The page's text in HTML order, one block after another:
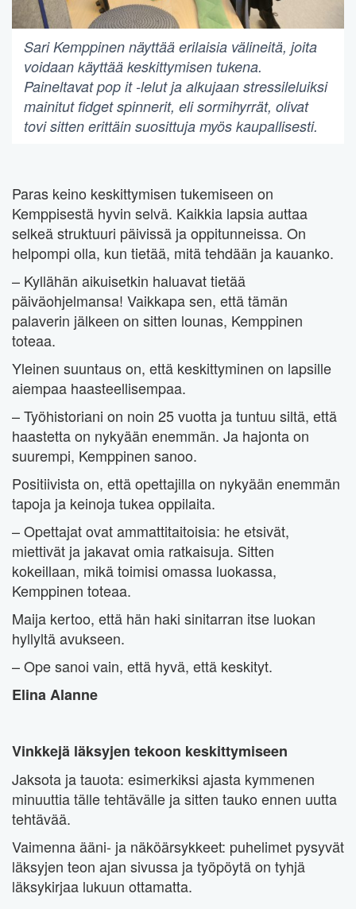
Sari Kemppinen näyttää erilaisia välineitä, joita
voidaan käyttää keskittymisen tukena.
Paineltavat pop it -lelut ja alkujaan stressileluiksi
mainitut fidget spinnerit, eli sormihyrrät, olivat
tovi sitten erittäin suosittuja myös kaupallisesti.
Paras keino keskittymisen tukemiseen on
Kemppisestä hyvin selvä. Kaikkia lapsia auttaa
selkeä struktuuri päivissä ja oppitunneissa. On
helpompi olla, kun tietää, mitä tehdään ja kauanko.
– Kyllähän aikuisetkin haluavat tietää
päiväohjelmansa! Vaikkapa sen, että tämän
palaverin jälkeen on sitten lounas, Kemppinen
toteaa.
Yleinen suuntaus on, että keskittyminen on lapsille
aiempaa haasteellisempaa.
– Työhistoriani on noin 25 vuotta ja tuntuu siltä, että
haastetta on nykyään enemmän. Ja hajonta on
suurempi, Kemppinen sanoo.
Positiivista on, että opettajilla on nykyään enemmän
tapoja ja keinoja tukea oppilaita.
– Opettajat ovat ammattitaitoisia: he etsivät,
miettivät ja jakavat omia ratkaisuja. Sitten
kokeillaan, mikä toimisi omassa luokassa,
Kemppinen toteaa.
Maija kertoo, että hän haki sinitarran itse luokan
hyllyltä avukseen.
– Ope sanoi vain, että hyvä, että keskityt.
Elina Alanne
Vinkkejä läksyjen tekoon keskittymiseen
Jaksota ja tauota: esimerkiksi ajasta kymmenen
minuuttia tälle tehtävälle ja sitten tauko ennen uutta
tehtävää.
Vaimenna ääni- ja näköärsykkeet: puhelimet pysyvät
läksyjen teon ajan sivussa ja työpöytä on tyhjä
läksykirjaa lukuun ottamatta.